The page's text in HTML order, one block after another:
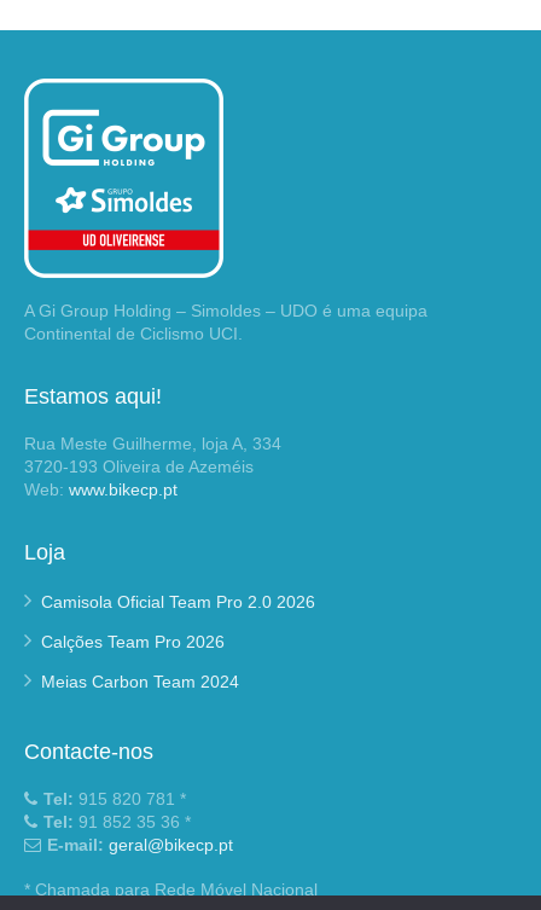
A Gi Group Holding – Simoldes – UDO é uma equipa
Continental de Ciclismo UCI.
Estamos aqui!
Rua Meste Guilherme, loja A, 334
3720-193 Oliveira de Azeméis
Web: www.bikecp.pt
Loja
Camisola Oficial Team Pro 2.0 2026
Calções Team Pro 2026
Meias Carbon Team 2024
Contacte-nos
Tel: 915 820 781 *
Tel: 91 852 35 36 *
E-mail: geral@bikecp.pt
* Chamada para Rede Móvel Nacional